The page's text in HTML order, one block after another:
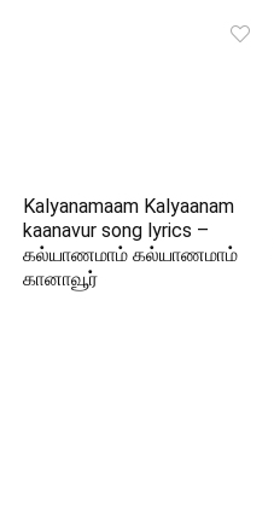
Kalyanamaam Kalyaanam
kaanavur song lyrics –
கல்யாணமாம் கல்யாணமாம்
கானாவூர்